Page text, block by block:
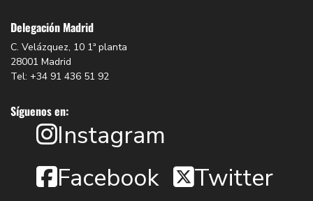
Delegación Madrid
C. Velázquez, 10 1ª planta
28001 Madrid
Tel: +34 91 436 51 92
Síguenos en:
Instagram
Facebook
Twitter